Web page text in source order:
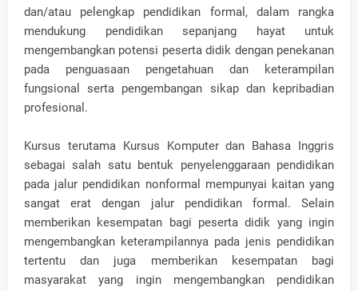
dan/atau pelengkap pendidikan formal, dalam rangka
mendukung pendidikan sepanjang hayat untuk
mengembangkan potensi peserta didik dengan penekanan
pada penguasaan pengetahuan dan keterampilan
fungsional serta pengembangan sikap dan kepribadian
profesional.
Kursus terutama Kursus Komputer dan Bahasa Inggris
sebagai salah satu bentuk penyelenggaraan pendidikan
pada jalur pendidikan nonformal mempunyai kaitan yang
sangat erat dengan jalur pendidikan formal. Selain
memberikan kesempatan bagi peserta didik yang ingin
mengembangkan keterampilannya pada jenis pendidikan
tertentu dan juga memberikan kesempatan bagi
masyarakat yang ingin mengembangkan pendidikan